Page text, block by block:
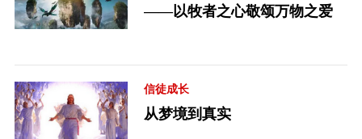
——以牧者之心敬颂万物之爱
信徒成长
从梦境到真实